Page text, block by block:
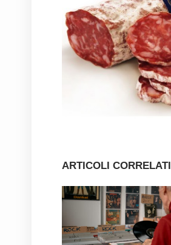
ARTICOLI CORRELATI